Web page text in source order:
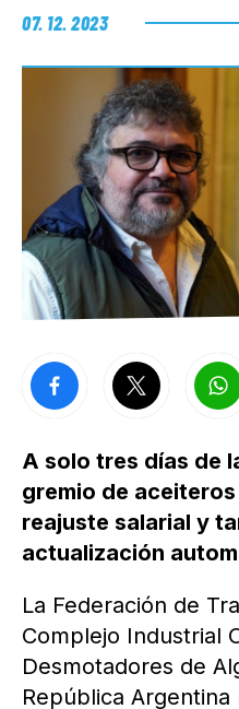
07. 12. 2023
A solo tres días de
gremio de
reajuste salarial y
actualización
La Federación de
Complejo Industrial
Desmotadores de
República Argentina